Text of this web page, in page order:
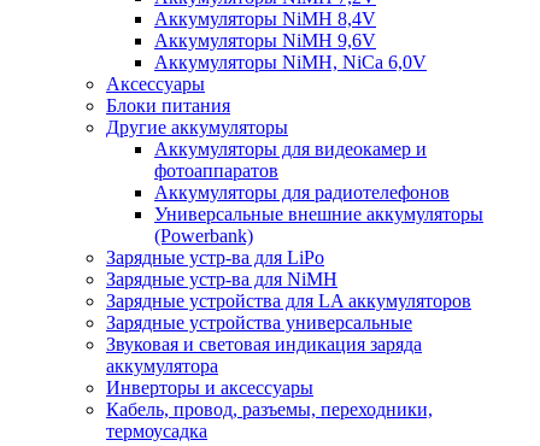
Аккумуляторы NiMH 8,4V
Аккумуляторы NiMH 9,6V
Аккумуляторы NiMH, NiCa 6,0V
Аксессуары
Блоки питания
Другие аккумуляторы
Аккумуляторы для видеокамер и
фотоаппаратов
Аккумуляторы для радиотелефонов
Универсальные внешние аккумуляторы
(Powerbank)
Зарядные устр-ва для LiPo
Зарядные устр-ва для NiMH
Зарядные устройства для LA аккумуляторов
Зарядные устройства универсальные
Звуковая и световая индикация заряда
аккумулятора
Инверторы и аксессуары
Кабель, провод, разъемы, переходники,
термоусадка